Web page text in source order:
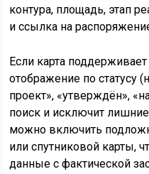
контура, площадь, этап
и ссылка на
Если карта
отображение по статусу
проект», «утверждён»,
поиск и исключит
можно включить
или спутниковой карты,
данные с фактической